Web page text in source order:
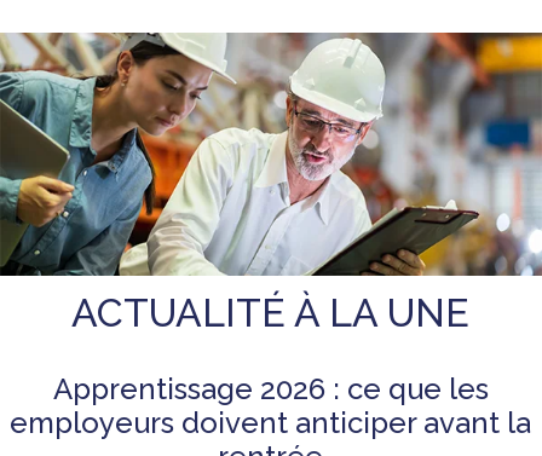
ACTUALITÉ À LA UNE
Apprentissage 2026 : ce que les
employeurs doivent anticiper avant la